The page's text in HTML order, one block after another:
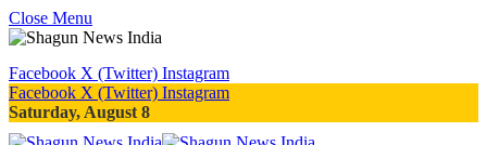
Close Menu
Facebook X (Twitter) Instagram
Facebook X (Twitter) Instagram
Saturday, August 8